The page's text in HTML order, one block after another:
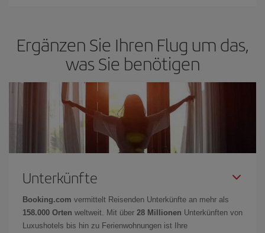
Ergänzen Sie Ihren Flug um das,
was Sie benötigen
Unterkünfte
Booking.com vermittelt Reisenden Unterkünfte an mehr als
158.000 Orten weltweit. Mit über 28 Millionen Unterkünften von
Luxushotels bis hin zu Ferienwohnungen ist Ihre